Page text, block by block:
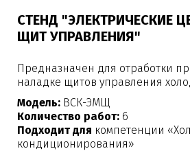
СТЕНД
ЩИТ УПРАВЛЕНИЯ"
Предназначен для отработки
наладке щитов управления
Модель: ВСК-ЭМЩ
Количество работ: 6
Подходит для компетенции
кондиционирования»